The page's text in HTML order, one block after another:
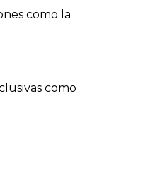
como la
como